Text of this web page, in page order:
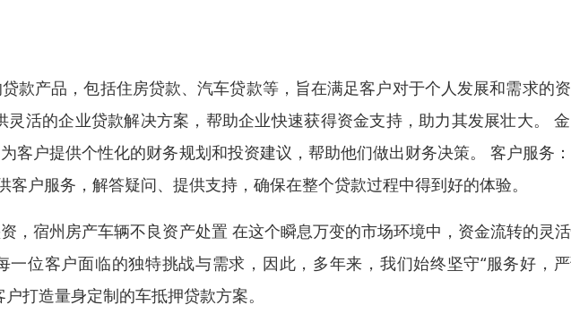
款产品，包括住房贷款、汽车贷款等，旨在满足客户对于个人发展和需求的
活的企业贷款解决方案，帮助企业快速获得资金支持，助力其发展壮大。
客户提供个性化的财务规划和投资建议，帮助他们做出财务决策。 客户服务
客户服务，解答疑问、提供支持，确保在整个贷款过程中得到好的体验。
，宿州房产车辆不良资产处置 在这个瞬息万变的市场环境中，资金流转的灵
位客户面临的独特挑战与需求，因此，多年来，我们始终坚守“服务好，
打造量身定制的车抵押贷款方案。